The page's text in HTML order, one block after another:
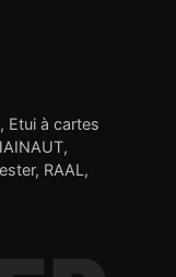
, Etui à cartes
,
, RAAL,